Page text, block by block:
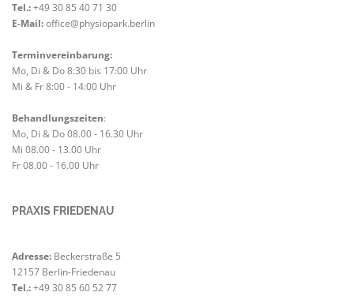
Tel.:+49 30 85 40 71 30
E-Mail:office@physiopark.berlin
Terminvereinbarung:
Mo, Di & Do 8:30 bis 17:00 Uhr
Mi & Fr 8:00 - 14:00 Uhr
Behandlungszeiten:
Mo, Di & Do 08.00 - 16.30 Uhr
Mi 08.00 - 13.00 Uhr
Fr 08.00 - 16.00 Uhr
PRAXIS FRIEDENAU
Adresse: Beckerstraße 5
12157 Berlin-Friedenau
Tel.:+49 30 85 60 52 77